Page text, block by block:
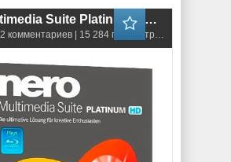
Nero Multimedia Suite Platinum HD 11.2.00700 Final ML-RUS
комментариев | 15 284 просмотров